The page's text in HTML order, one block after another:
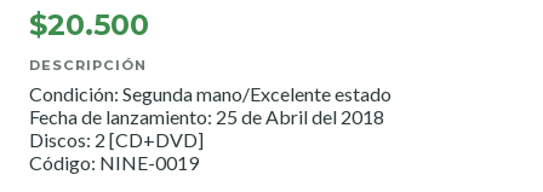
$20.500
DESCRIPCIÓN
Condición: Segunda mano/Excelente estado
Fecha de lanzamiento: 25 de Abril del 2018
Discos: 2 [CD+DVD]
Código: NINE-0019